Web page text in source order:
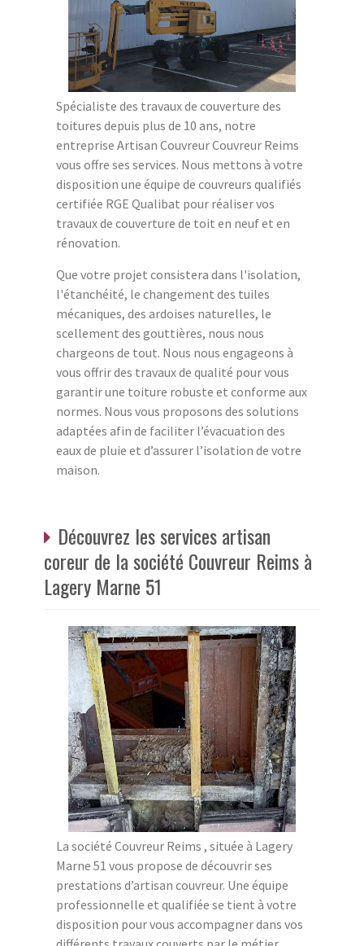
Spécialiste des travaux de couverture des
toitures depuis plus de 10 ans, notre
entreprise Artisan Couvreur Couvreur Reims
vous offre ses services. Nous mettons à votre
disposition une équipe de couvreurs qualifiés
certifiée RGE Qualibat pour réaliser vos
travaux de couverture de toit en neuf et en
rénovation.
Que votre projet consistera dans l'isolation,
l'étanchéité, le changement des tuiles
mécaniques, des ardoises naturelles, le
scellement des gouttières, nous nous
chargeons de tout. Nous nous engageons à
vous offrir des travaux de qualité pour vous
garantir une toiture robuste et conforme aux
normes. Nous vous proposons des solutions
adaptées afin de faciliter l’évacuation des
eaux de pluie et d’assurer l’isolation de votre
maison.
Découvrez les services artisan
coreur de la société Couvreur Reims à
Lagery Marne 51
La société Couvreur Reims , située à Lagery
Marne 51 vous propose de découvrir ses
prestations d’artisan couvreur. Une équipe
professionnelle et qualifiée se tient à votre
disposition pour vous accompagner dans vos